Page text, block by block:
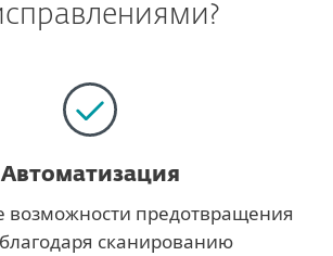
Автоматизация
предотвращения
сканированию